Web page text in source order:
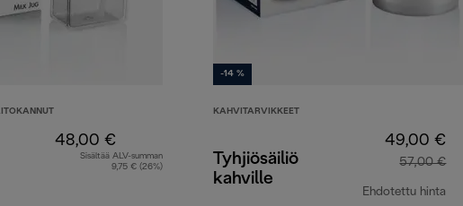
48,00 €
Sisältää ALV-summan
9,75 € (26%)
-14 %
KAHVITARVIKKEET
Tyhjiösäiliö
kahville
49,00 €
57,00 €
Ehdotettu hinta